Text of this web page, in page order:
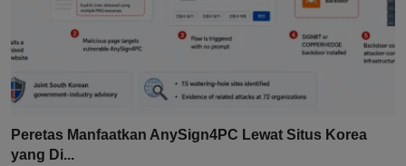
Peretas Manfaatkan AnySign4PC Lewat Situs Korea
yang Di...